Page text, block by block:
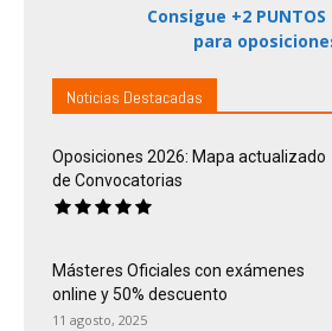
Consigue +2 PUNTOS
para
Noticias Destacadas
Oposiciones 2026: Mapa actualizado
de Convocatorias
Másteres Oficiales con exámenes
online y 50% descuento
11 agosto, 2025